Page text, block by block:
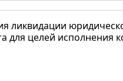
ликвидации
для целей исполнения